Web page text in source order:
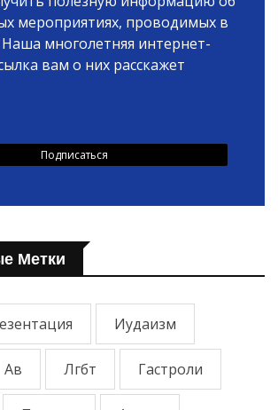
мероприятиях, проводимых в
многолетняя интернет-
вам о них расскажет
Метки
Иудаизм
Ав Лгбт Гастроли